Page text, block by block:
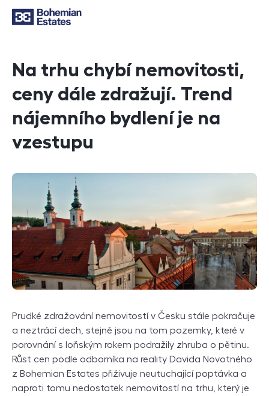
Na trhu chybí nemovitosti,
ceny dále zdražují. Trend
nájemního bydlení je na
vzestupu
Prudké zdražování nemovitostí v Česku stále pokračuje
a neztrácí dech, stejně jsou na tom pozemky, které v
porovnání s loňským rokem podražily zhruba o pětinu.
Růst cen podle odborníka na reality Davida Novotného
z Bohemian Estates přiživuje neutuchající poptávka a
naproti tomu nedostatek nemovitostí na trhu, který je